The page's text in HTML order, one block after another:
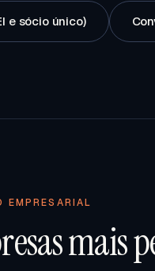
e sócio único)
EMPRESARIAL
mais